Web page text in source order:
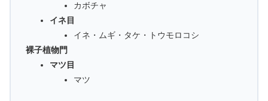
カボチャ
イネ目
イネ・ムギ・タケ・トウモロコシ
裸子植物門
マツ目
マツ